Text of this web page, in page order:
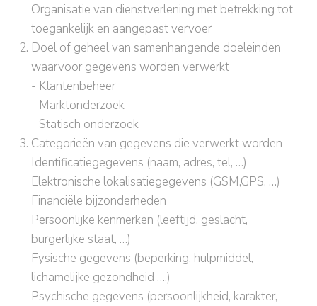
Organisatie van dienstverlening met betrekking tot
toegankelijk en aangepast vervoer
Doel of geheel van samenhangende doeleinden
waarvoor gegevens worden verwerkt
- Klantenbeheer
- Marktonderzoek
- Statisch onderzoek
Categorieën van gegevens die verwerkt worden
Identificatiegegevens (naam, adres, tel, …)
Elektronische lokalisatiegegevens (GSM,GPS, …)
Financiële bijzonderheden
Persoonlijke kenmerken (leeftijd, geslacht,
burgerlijke staat, …)
Fysische gegevens (beperking, hulpmiddel,
lichamelijke gezondheid ….)
Psychische gegevens (persoonlijkheid, karakter,